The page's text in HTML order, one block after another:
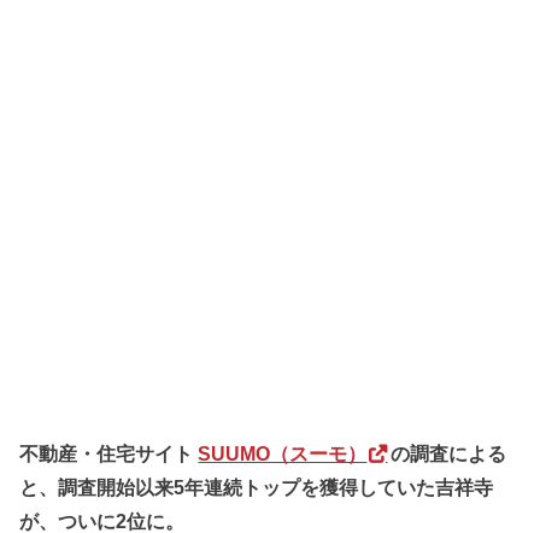
不動産・住宅サイトSUUMO（スーモ）
の調査による
と、調査開始以来5年連続トップを獲得していた吉祥寺
が、ついに2位に。